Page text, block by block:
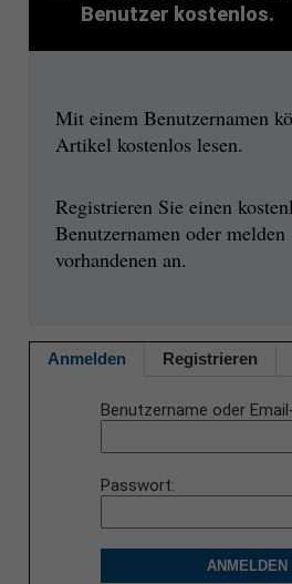
Benutzer kostenlos.
Mit einem Benutzernamen
Artikel kostenlos lesen.
Registrieren Sie einen
Benutzernamen oder
vorhandenen an.
Anmelden Registrieren
Benutzername oder
Passwort
ANMELDEN